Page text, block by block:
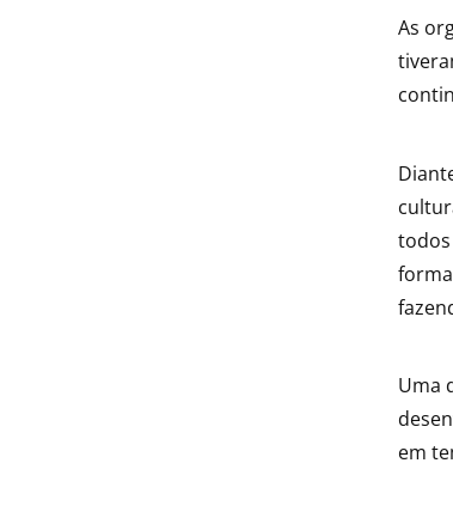
As
Uma
em